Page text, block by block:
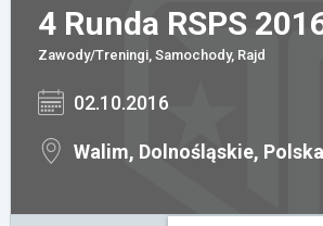
Galerie
Giełda
Ranking
4 Runda RSPS
Zawody/Treningi, Samochody, Rajd
02.10.2016
Walim, Dolnośląskie, Polska